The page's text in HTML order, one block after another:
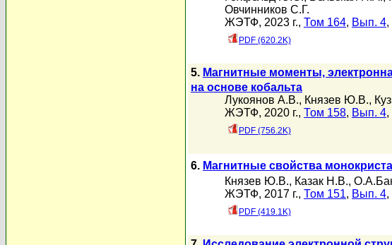
Овчинников С.Г.
ЖЭТФ, 2023 г., Том 164, Вып. 4,
PDF (620.2K)
5. Магнитные моменты,
на основе кобальта
Лукоянов А.В., Князев Ю.В.,
ЖЭТФ, 2020 г., Том 158, Вып. 4,
PDF (756.2K)
6. Магнитные свойства
Князев Ю.В., Казак Н.В.,
ЖЭТФ, 2017 г., Том 151, Вып. 4,
PDF (419.1K)